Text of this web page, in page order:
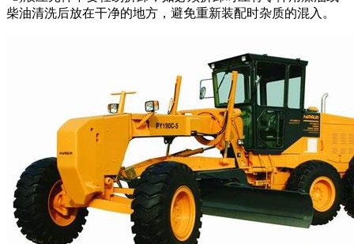
柴油清洗后放在干净的地方，避免重新装配时杂质的混入。